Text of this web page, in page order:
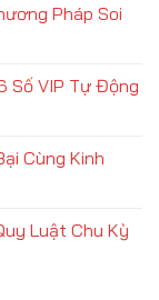
Pháp Soi
Số VIP Tự Động
Cùng Kinh
Luật Chu Kỳ